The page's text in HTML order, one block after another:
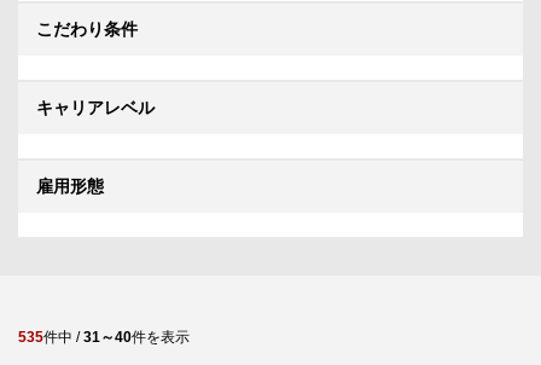
こだわり条件
キャリアレベル
雇用形態
535件中 /31～40件を表示